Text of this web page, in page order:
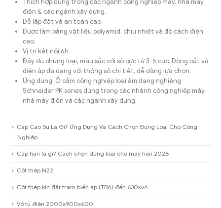
Thích hợp dùng trong các ngành công nghiệp máy, nhà máy
điện & các ngành xây dựng.
Dễ lắp đặt và an toàn cao.
Được làm bằng vật liệu polyamid, chịu nhiệt và độ cách điện
cao.
Vị trí kết nối 6h
Đầy đủ chủng loại, màu sắc với số cực từ 3-5 cực. Dòng cắt và
điện áp đa dạng với thông số chi tiết, dễ dàng lựa chọn.
Ứng dụng: Ổ cắm công nghiệp loại âm dạng nghiêng
Schneider PK series dùng trong các nhành công nghiệp máy,
nhà máy điện và các ngành xây dựng.
Cáp Cao Su Là Gì? Ứng Dụng Và Cách Chọn Đúng Loại Cho Công
Nghiệp
Cáp hàn là gì? Cách chọn đúng loại cho máy hàn 2026
Cột thép N22
Cột thép kín đặt trạm biến áp (TBA) đến 630kvA
Vỏ tủ điện 2000x900x600